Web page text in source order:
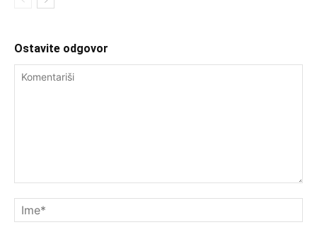
Ostavite odgovor